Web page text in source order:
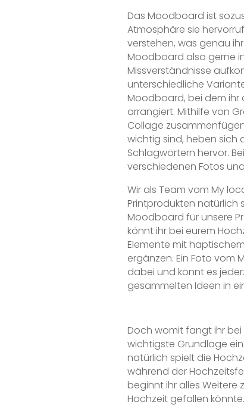
Das Moodboard ist
Atmosphäre sie
verstehen, was genau
Moodboard also gerne
Missverständnisse
unterschiedliche
Moodboard, bei dem ihr
arrangiert. Mithilfe von
Collage
wichtig sind, heben sich
Schlagwörtern hervor.
verschiedenen Fotos
Wir als Team vom My
Printprodukten natürlich
Moodboard für unsere
könnt ihr bei eurem
Elemente mit
ergänzen. Ein Foto
dabei und könnt es
gesammelten Ideen in
Doch womit fangt ihr
wichtigste Grundlage
natürlich spielt die
während der
beginnt ihr alles Weitere
Hochzeit gefallen könnte.